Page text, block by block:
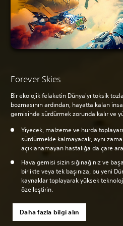
Forever Skies
Bir ekolojik felaketin Dünya'yı toksik
bozmasının ardından, hayatta kalan
gemisinde sürdürmek zorunda kalır ve
Yiyecek, malzeme ve hurda
sürdürmekle kalmayacak, aynı
açıklanamayan hastalığa da çare
Hava gemisi sizin sığınağınız ve
birlikte veya tek başınıza, bu yeni
kaynaklar toplayarak yüksek
özelleştirin.
Daha fazla bilgi alın